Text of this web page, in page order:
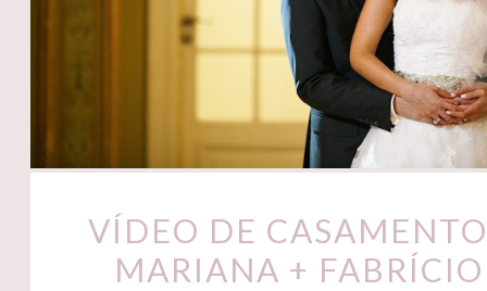
VÍDEO DE
MARIANA + FABRÍCIO